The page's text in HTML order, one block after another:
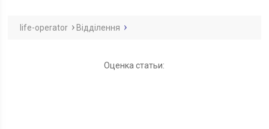
life-operator Відділення
Оценка статьи: